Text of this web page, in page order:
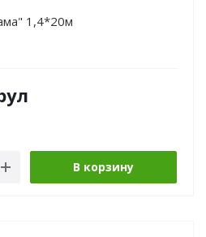
1,4*20м
В корзину